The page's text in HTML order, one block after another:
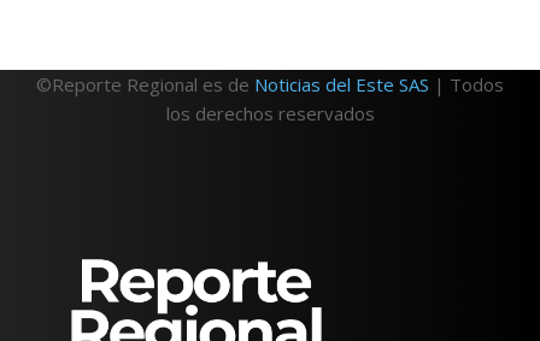
©Reporte Regional es de Noticias del Este SAS | Todos
los derechos reservados